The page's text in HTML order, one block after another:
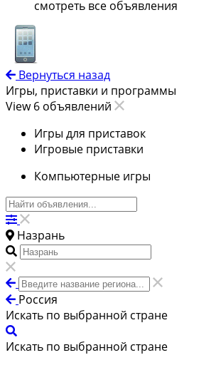
смотреть все объявления
Вернуться назад
Игры, приставки и программы
View 6 объявлений
Игры для приставок
Игровые приставки
Компьютерные игры
Назрань
Россия
Искать по выбранной стране
Искать по выбранной стране